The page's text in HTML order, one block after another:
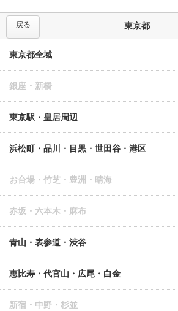
東京都
戻る
東京都全域
銀座・新橋
東京駅・皇居周辺
浜松町・品川・目黒・世田谷・港区
お台場・竹芝・豊洲・晴海
赤坂・六本木・麻布
青山・表参道・渋谷
恵比寿・代官山・広尾・白金
新宿・中野・杉並